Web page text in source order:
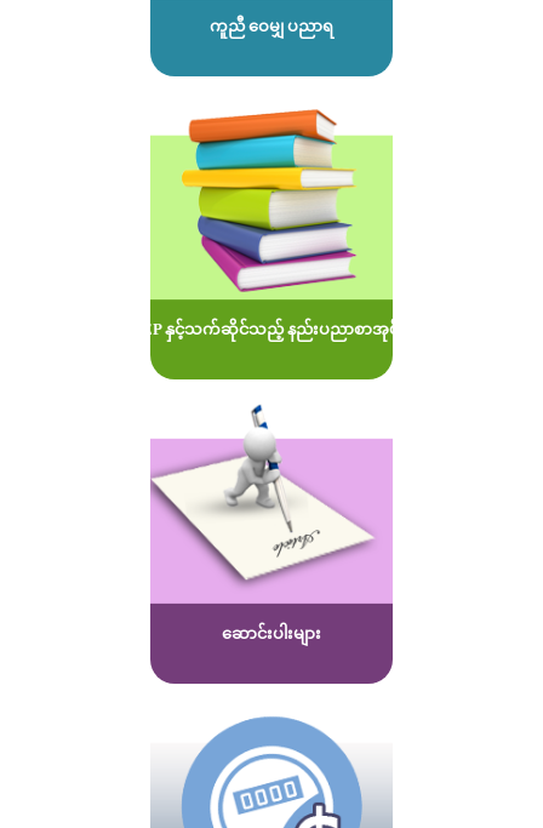
ကူညီ ဝေမျှ ပညာရ
MOEP နှင့်သက်ဆိုင်သည့် နည်းပညာစာအုပ်များ
ဆောင်းပါးများ